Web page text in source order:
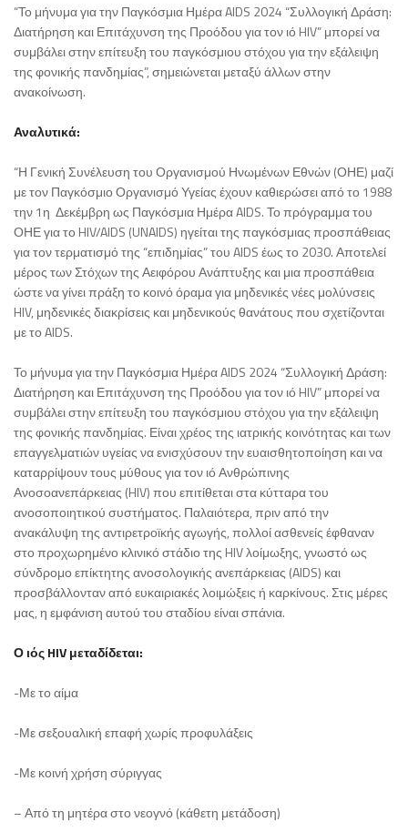
“Το μήνυμα για την Παγκόσμια Ημέρα AIDS 2024 “Συλλογική Δράση:
Διατήρηση και Επιτάχυνση της Προόδου για τον ιό HIV” μπορεί να
συμβάλει στην επίτευξη του παγκόσμιου στόχου για την εξάλειψη
της φονικής πανδημίας”, σημειώνεται μεταξύ άλλων στην
ανακοίνωση.
Αναλυτικά:
“Η Γενική Συνέλευση του Οργανισμού Ηνωμένων Εθνών (ΟΗΕ) μαζί
με τον Παγκόσμιο Οργανισμό Υγείας έχουν καθιερώσει από το 1988
την 1η Δεκέμβρη ως Παγκόσμια Ημέρα AIDS. Το πρόγραμμα του
ΟΗΕ για το HIV/AIDS (UNAIDS) ηγείται της παγκόσμιας προσπάθειας
για τον τερματισμό της “επιδημίας” του AIDS έως το 2030. Αποτελεί
μέρος των Στόχων της Αειφόρου Ανάπτυξης και μια προσπάθεια
ώστε να γίνει πράξη το κοινό όραμα για μηδενικές νέες μολύνσεις
HIV, μηδενικές διακρίσεις και μηδενικούς θανάτους που σχετίζονται
με το AIDS.
Το μήνυμα για την Παγκόσμια Ημέρα AIDS 2024 “Συλλογική Δράση:
Διατήρηση και Επιτάχυνση της Προόδου για τον ιό HIV” μπορεί να
συμβάλει στην επίτευξη του παγκόσμιου στόχου για την εξάλειψη
της φονικής πανδημίας. Είναι χρέος της ιατρικής κοινότητας και των
επαγγελματιών υγείας να ενισχύσουν την ευαισθητοποίηση και να
καταρρίψουν τους μύθους για τον ιό Ανθρώπινης
Ανοσοανεπάρκειας (HIV) που επιτίθεται στα κύτταρα του
ανοσοποιητικού συστήματος. Παλαιότερα, πριν από την
ανακάλυψη της αντιρετροϊκής αγωγής, πολλοί ασθενείς έφθαναν
στο προχωρημένο κλινικό στάδιο της HIV λοίμωξης, γνωστό ως
σύνδρομο επίκτητης ανοσολογικής ανεπάρκειας (AIDS) και
προσβάλλονταν από ευκαιριακές λοιμώξεις ή καρκίνους. Στις μέρες
μας, η εμφάνιση αυτού του σταδίου είναι σπάνια.
Ο ιός HIV μεταδίδεται:
-Με το αίμα
-Με σεξουαλική επαφή χωρίς προφυλάξεις
-Με κοινή χρήση σύριγγας
– Από τη μητέρα στο νεογνό (κάθετη μετάδοση)